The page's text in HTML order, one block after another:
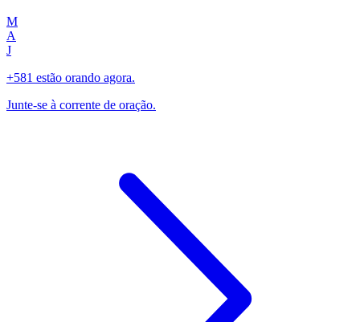
M
A
J
+581 estão orando agora.
Junte-se à corrente de oração.